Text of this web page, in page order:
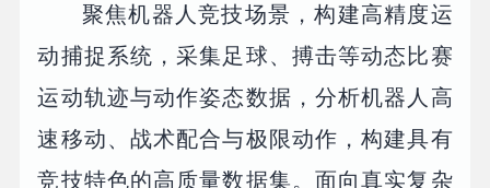
聚焦机器人竞技场景，构建高精度运
动捕捉系统，采集足球、搏击等动态比赛
运动轨迹与动作姿态数据，分析机器人高
速移动、战术配合与极限动作，构建具有
竞技特色的高质量数据集。面向真实复杂